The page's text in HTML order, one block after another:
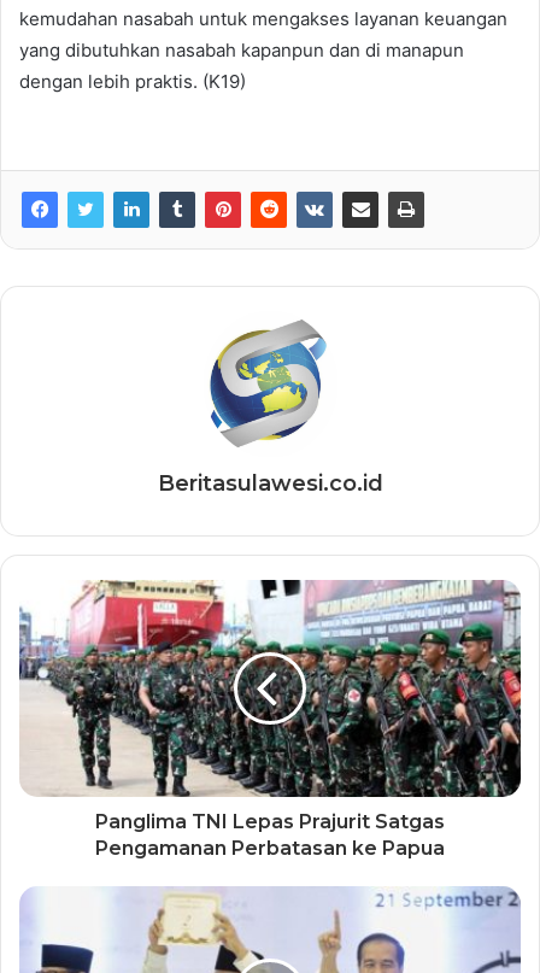
kemudahan nasabah untuk mengakses layanan keuangan
yang dibutuhkan nasabah kapanpun dan di manapun
dengan lebih praktis. (K19)
Beritasulawesi.co.id
Panglima TNI Lepas Prajurit Satgas
Pengamanan Perbatasan ke Papua